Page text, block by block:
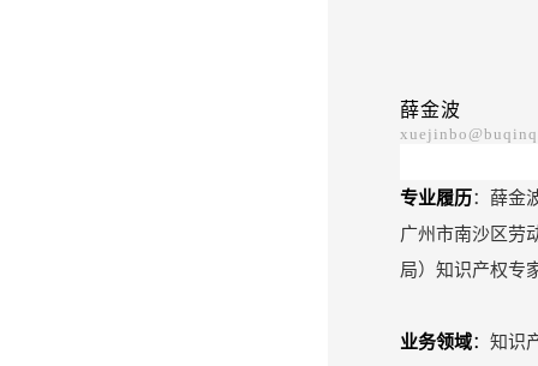
薛金波
专业履历： 薛金
广州市南沙区劳
局）知识产权专
业务领域： 知识